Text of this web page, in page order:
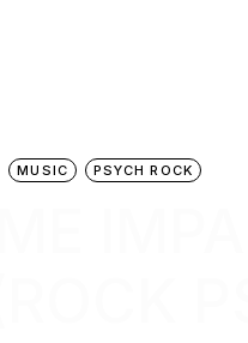
MUSIC PSYCH ROCK